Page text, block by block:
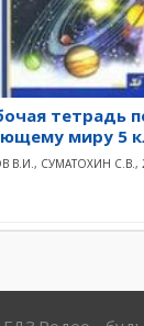
тетрадь
миру 5
В.И., СУМАТОХИН С.В.,